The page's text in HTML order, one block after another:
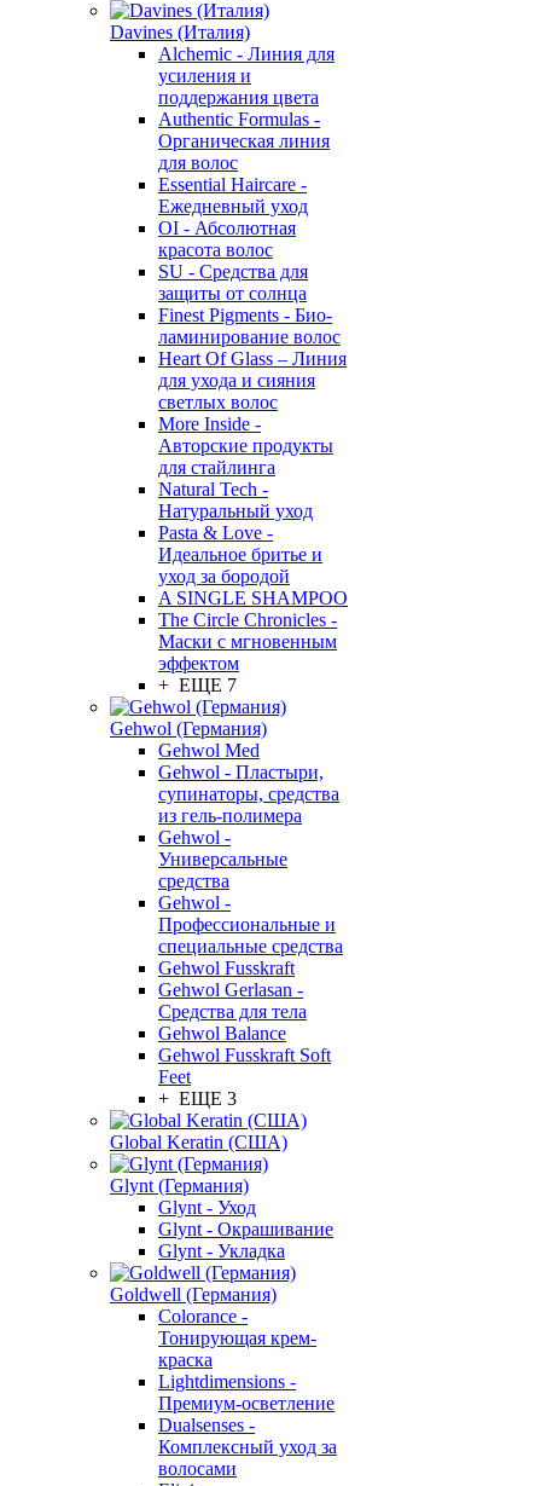
Davines (Италия)
Alchemic - Линия для
усиления и
поддержания цвета
Authentic Formulas -
Органическая линия
для волос
Essential Haircare -
Eжедневный уход
OI - Абсолютная
красота волос
SU - Средства для
защиты от солнца
Finest Pigments - Био-
ламинирование волос
Heart Of Glass – Линия
для ухода и сияния
светлых волос
More Inside -
Авторские продукты
для стайлинга
Natural Tech -
Натуральный уход
Pasta & Love -
Идеальное бритье и
уход за бородой
A SINGLE SHAMPOO
The Circle Chronicles -
Маски с мгновенным
эффектом
+ ЕЩЕ 7
Gehwol (Германия)
Gehwol Med
Gehwol - Пластыри,
супинаторы, средства
из гель-полимера
Gehwol -
Универсальные
средства
Gehwol -
Профессиональные и
специальные средства
Gehwol Fusskraft
Gehwol Gerlasan -
Средства для тела
Gehwol Balance
Gehwol Fusskraft Soft
Feet
+ ЕЩЕ 3
Global Keratin (США)
Glynt (Германия)
Glynt - Уход
Glynt - Окрашивание
Glynt - Укладка
Goldwell (Германия)
Colorance -
Тонирующая крем-
краска
Lightdimensions -
Премиум-осветление
Dualsenses -
Комплексный уход за
волосами